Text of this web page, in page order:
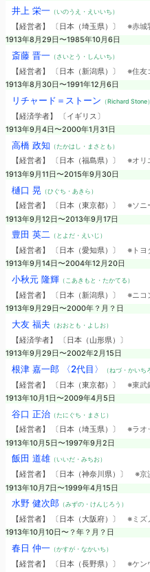
井上 栄一（いのうえ・えいいち）
【経営者】 〔日本（埼玉県）〕 ※赤城
1913年8月29日〜1985年10月6日
斎藤 晋一（さいとう・しんいち）
【経営者】 〔日本（新潟県）〕 ※住友
1913年8月30日〜1991年12月6日
リチャード＝ストーン （Richard Stone）
【経済学者】 〔イギリス〕
1913年9月4日〜2000年1月31日
高橋 政知 （たかはし・まさとも）
【経営者】 〔日本（福島県）〕 ※オリ
1913年9月11日〜2015年9月30日
樋口 晃 （ひぐち・あきら）
【経営者】 〔日本（東京都）〕 ※ソニ
1913年9月12日〜2013年9月17日
豊田 英二（とよだ・えいじ）
【経営者】 〔日本（愛知県）〕 ※トヨ
1913年9月14日〜2004年12月20日
小秋元 隆輝（こあきもと・たかてる）
【経営者】 〔日本（新潟県）〕 ※ニコ
1913年9月29日〜2000年？月？日
大友 福夫 （おおとも・よしお）
【経済学者】 〔日本（山形県）〕
1913年9月29日〜2002年2月15日
根津 嘉一郎 〈2代目〉 （ねづ・かいち
【経営者】 〔日本（東京都）〕 ※東武
1913年10月1日〜2009年4月5日
谷口 正治（たにぐち・まさじ）
【経営者】 〔日本（埼玉県）〕 ※ラオ
1913年10月5日〜1997年9月2日
飯田 道雄（いいだ・みちお）
【経営者】 〔日本（神奈川県）〕 ※京
1913年10月7日〜1999年4月15日
水野 健次郎（みずの・けんじろう）
【経営者】 〔日本（大阪府）〕 ※ミズ
1913年10月10日〜？年？月？日
春日 仲一（かすが・なかいち）
【経営者】 〔日本（長野県）〕 ※ケン